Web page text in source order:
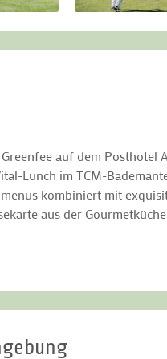
auf dem Posthotel
Lunch im TCM-
kombiniert mit
aus der Gourmetküche.